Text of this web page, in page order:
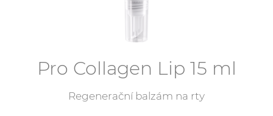
Pro Collagen Lip 15 ml
Regenerační balzám na rty